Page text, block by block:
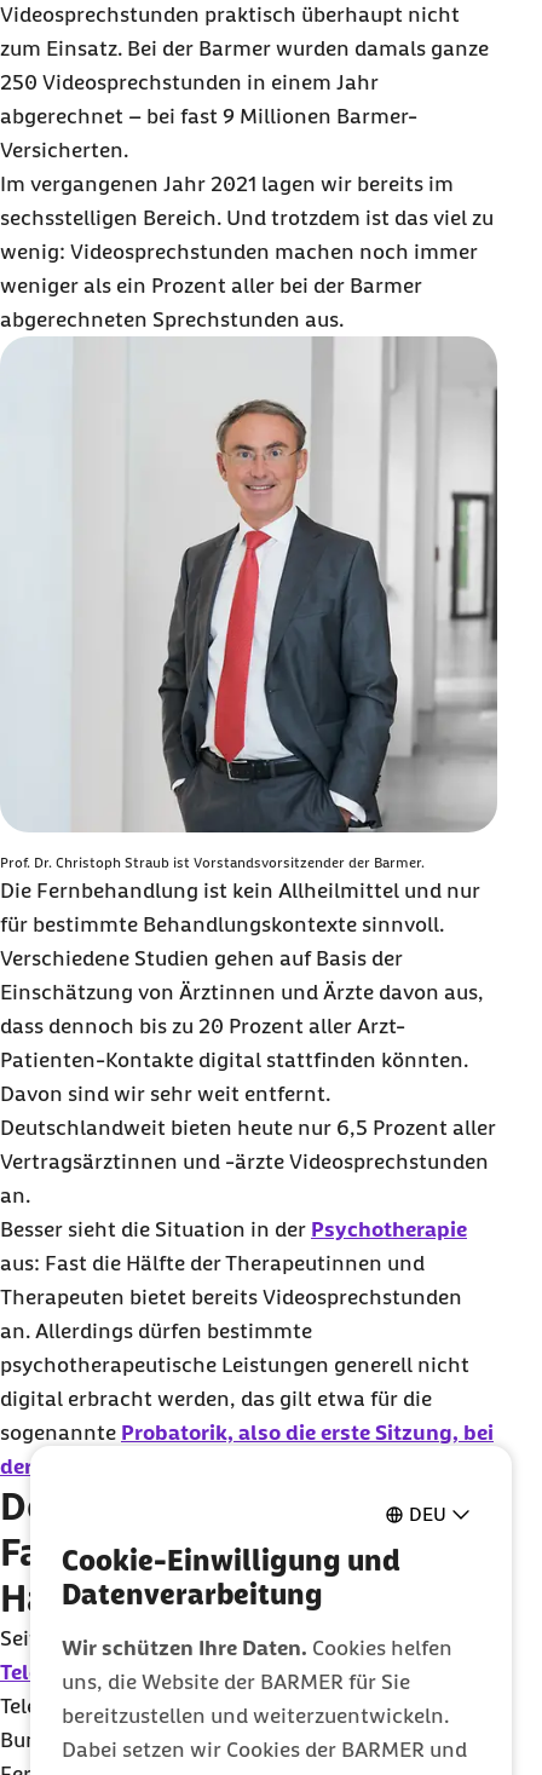
DEU
Cookie-Einwilligung und
Datenverarbeitung
Wir schützen Ihre Daten. Cookies helfen
uns, die Website der BARMER für Sie
bereitzustellen und weiterzuentwickeln.
Dabei setzen wir Cookies der BARMER und
Videosprechstunden praktisch überhaupt nicht
zum Einsatz. Bei der Barmer wurden damals ganze
250 Videosprechstunden in einem Jahr
abgerechnet – bei fast 9 Millionen Barmer-
Versicherten.
Im vergangenen Jahr 2021 lagen wir bereits im
sechsstelligen Bereich. Und trotzdem ist das viel zu
wenig: Videosprechstunden machen noch immer
weniger als ein Prozent aller bei der Barmer
abgerechneten Sprechstunden aus.
Prof. Dr. Christoph Straub ist Vorstandsvorsitzender der Barmer.
Die Fernbehandlung ist kein Allheilmittel und nur
für bestimmte Behandlungskontexte sinnvoll.
Verschiedene Studien gehen auf Basis der
Einschätzung von Ärztinnen und Ärzte davon aus,
dass dennoch bis zu 20 Prozent aller Arzt-
Patienten-Kontakte digital stattfinden könnten.
Davon sind wir sehr weit entfernt.
Deutschlandweit bieten heute nur 6,5 Prozent aller
Vertragsärztinnen und -ärzte Videosprechstunden
an.
Besser sieht die Situation in der Psychotherapie
aus: Fast die Hälfte der Therapeutinnen und
Therapeuten bietet bereits Videosprechstunden
an. Allerdings dürfen bestimmte
psychotherapeutische Leistungen generell nicht
digital erbracht werden, das gilt etwa für die
sogenannte Probatorik, also die erste Sitzung, bei
der die Beschwerden abgefragt werden.
Der Teledoktor:
Familiensprechstunde und
Hautarzt per Video
Seit fast 20 Jahren bietet die Barmer mit dem
Teledoktor ein ärztliches Beratungsangebot per
Telefon und Video an. 2018 wurde beim
Bundesärztetag das bis dahin geltende